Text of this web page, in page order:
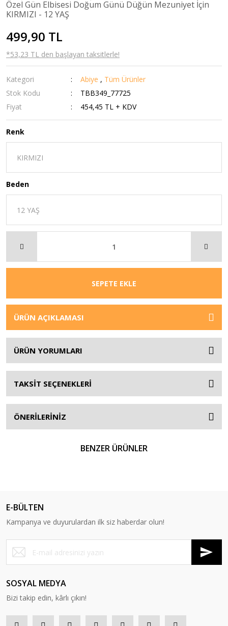
Özel Gün Elbisesi Doğum Günü Düğün Mezuniyet İçin
KIRMIZI - 12 YAŞ
499,90 TL
*53,23 TL den başlayan taksitlerle!
Kategori Abiye , Tüm Ürünler
Stok Kodu
TBB349_77725
Fiyat
454,45 TL + KDV
Renk
Beden
SEPETE EKLE
ÜRÜN AÇIKLAMASI
ÜRÜN YORUMLARI
TAKSİT SEÇENEKLERİ
ÖNERİLERİNİZ
BENZER ÜRÜNLER
E-BÜLTEN
Kampanya ve duyurulardan ilk siz haberdar olun!
SOSYAL MEDYA
Bizi takip edin, kârlı çıkın!